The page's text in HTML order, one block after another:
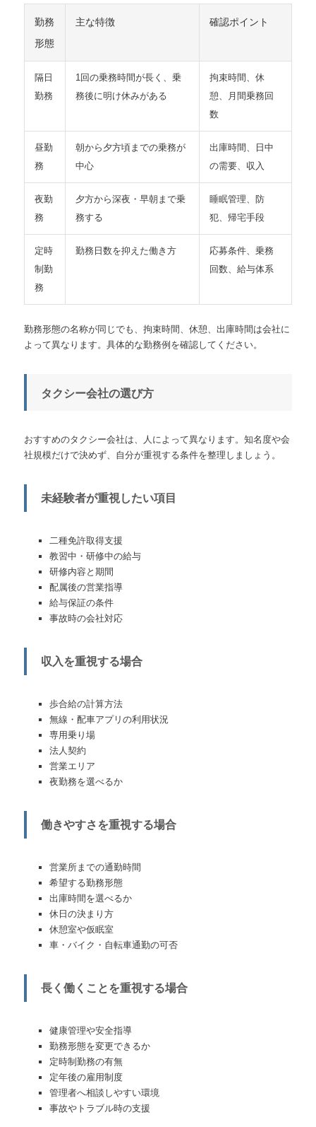
勤務
形態
主な特徴 確認ポイント
隔日
勤務
1回の乗務時間が長く、乗
務後に明け休みがある
拘束時間、休
憩、月間乗務回
数
昼勤
務
朝から夕方頃までの乗務が
中心
出庫時間、日中
の需要、収入
夜勤
務
夕方から深夜・早朝まで乗
務する
睡眠管理、防
犯、帰宅手段
定時
制勤
務
勤務日数を抑えた働き方
応募条件、乗務
回数、給与体系
勤務形態の名称が同じでも、拘束時間、休憩、出庫時間は会社に
よって異なります。具体的な勤務例を確認してください。
タクシー会社の選び方
おすすめのタクシー会社は、人によって異なります。知名度や会
社規模だけで決めず、自分が重視する条件を整理しましょう。
未経験者が重視したい項目
二種免許取得支援
教習中・研修中の給与
研修内容と期間
配属後の営業指導
給与保証の条件
事故時の会社対応
収入を重視する場合
歩合給の計算方法
無線・配車アプリの利用状況
専用乗り場
法人契約
営業エリア
夜勤務を選べるか
働きやすさを重視する場合
営業所までの通勤時間
希望する勤務形態
出庫時間を選べるか
休日の決まり方
休憩室や仮眠室
車・バイク・自転車通勤の可否
長く働くことを重視する場合
健康管理や安全指導
勤務形態を変更できるか
定時制勤務の有無
定年後の雇用制度
管理者へ相談しやすい環境
事故やトラブル時の支援